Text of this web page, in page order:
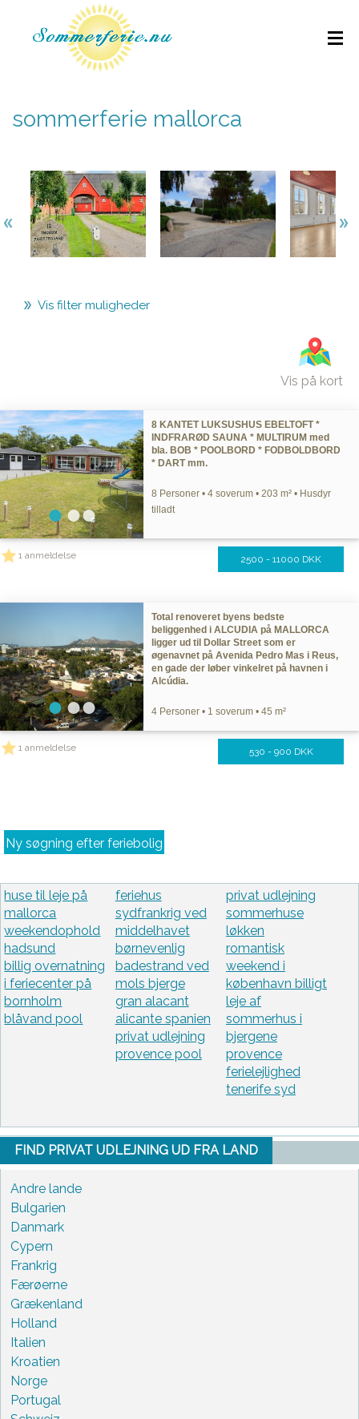
sommerferie mallorca
Vis filter muligheder
Vis på kort
8 KANTET LUKSUSHUS EBELTOFT *
INDFRARØD SAUNA * MULTIRUM med
bla. BOB * POOLBORD * FODBOLDBORD
* DART mm.
8 Personer • 4 soverum • 203 m² • Husdyr
tilladt
1 anmeldelse 2500 - 11000 DKK
Total renoveret byens bedste
beliggenhed i ALCUDIA på MALLORCA
ligger ud til Dollar Street som er
øgenavnet på Avenida Pedro Mas i Reus,
en gade der løber vinkelret på havnen i
Alcúdia.
4 Personer • 1 soverum • 45 m²
1 anmeldelse 530 - 900 DKK
Ny søgning efter feriebolig
huse til leje på
mallorca
weekendophold
hadsund
billig overnatning
i feriecenter på
bornholm
blåvand pool
feriehus
sydfrankrig ved
middelhavet
børnevenlig
badestrand ved
mols bjerge
gran alacant
alicante spanien
privat udlejning
provence pool
privat udlejning
sommerhuse
løkken
romantisk
weekend i
københavn billigt
leje af
sommerhus i
bjergene
provence
ferielejlighed
tenerife syd
FIND PRIVAT UDLEJNING UD FRA LAND
Andre lande
Bulgarien
Danmark
Cypern
Frankrig
Færøerne
Grækenland
Holland
Italien
Kroatien
Norge
Portugal